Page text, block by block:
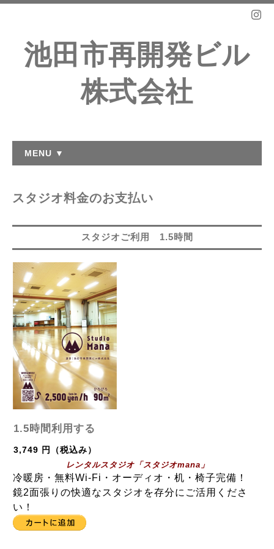
池田市再開発ビル
株式会社
MENU ▼
スタジオ料金のお支払い
スタジオご利用 1.5時間
1.5時間利用する
3,749 円（税込み）
レンタルスタジオ「スタジオmana」
冷暖房・無料Wi-Fi・オーディオ・机・椅子完備！
鏡2面張りの快適なスタジオを存分にご活用くださ
い！